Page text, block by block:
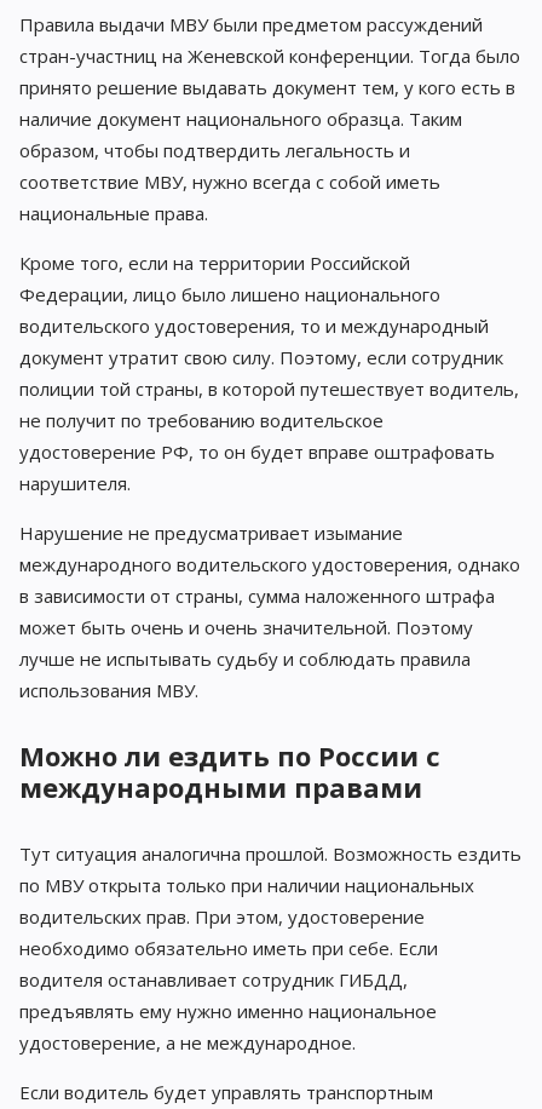
Правила выдачи МВУ были предметом рассуждений
стран-участниц на Женевской конференции. Тогда было
принято решение выдавать документ тем, у кого есть в
наличие документ национального образца. Таким
образом, чтобы подтвердить легальность и
соответствие МВУ, нужно всегда с собой иметь
национальные права.
Кроме того, если на территории Российской
Федерации, лицо было лишено национального
водительского удостоверения, то и международный
документ утратит свою силу. Поэтому, если сотрудник
полиции той страны, в которой путешествует водитель,
не получит по требованию водительское
удостоверение РФ, то он будет вправе оштрафовать
нарушителя.
Нарушение не предусматривает изымание
международного водительского удостоверения, однако
в зависимости от страны, сумма наложенного штрафа
может быть очень и очень значительной. Поэтому
лучше не испытывать судьбу и соблюдать правила
использования МВУ.
Можно ли ездить по России с
международными правами
Тут ситуация аналогична прошлой. Возможность ездить
по МВУ открыта только при наличии национальных
водительских прав. При этом, удостоверение
необходимо обязательно иметь при себе. Если
водителя останавливает сотрудник ГИБДД,
предъявлять ему нужно именно национальное
удостоверение, а не международное.
Если водитель будет управлять транспортным